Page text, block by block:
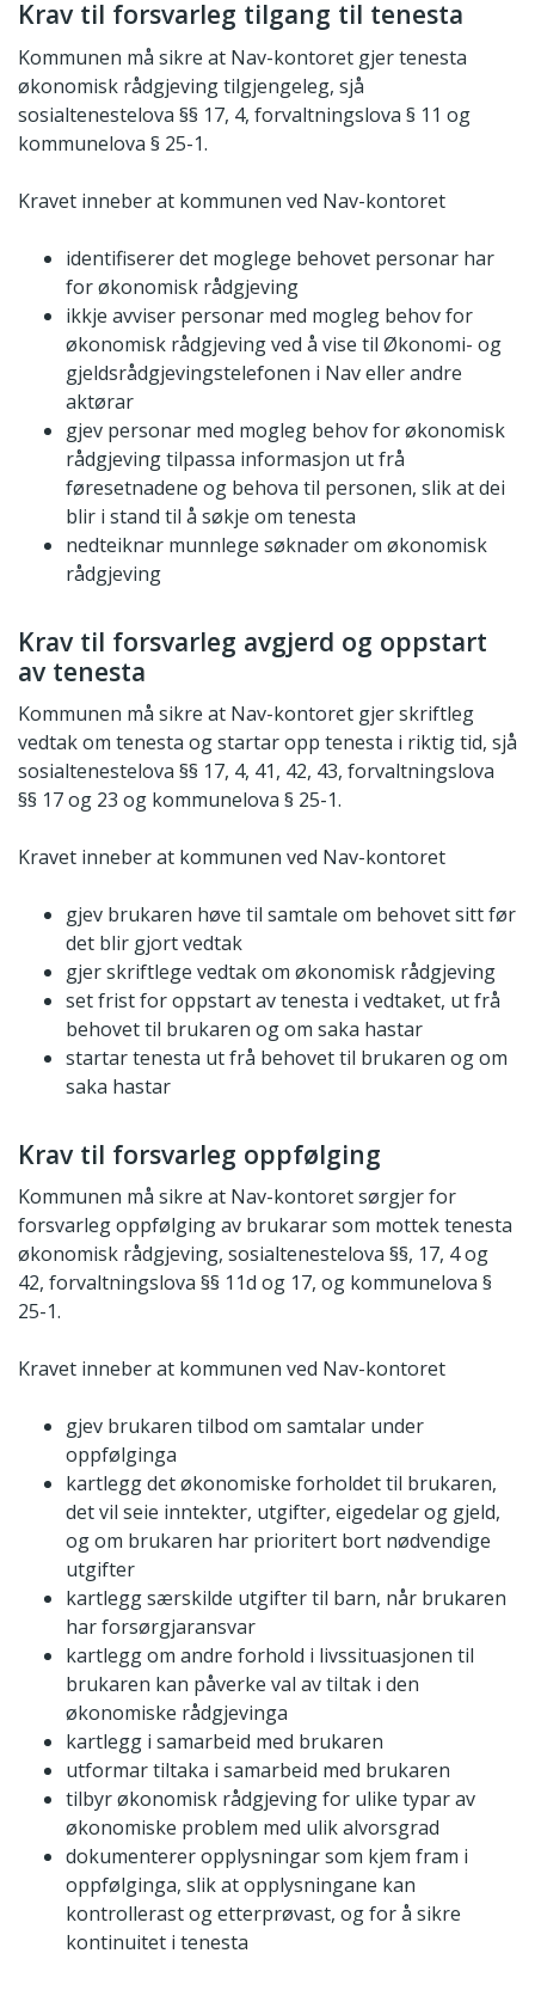
Krav til forsvarleg tilgang til tenesta
Kommunen må sikre at Nav-kontoret gjer tenesta
økonomisk rådgjeving tilgjengeleg, sjå
sosialtenestelova §§ 17, 4, forvaltningslova § 11 og
kommunelova § 25-1.
Kravet inneber at kommunen ved Nav-kontoret
identifiserer det moglege behovet personar har
for økonomisk rådgjeving
ikkje avviser personar med mogleg behov for
økonomisk rådgjeving ved å vise til Økonomi- og
gjeldsrådgjevingstelefonen i Nav eller andre
aktørar
gjev personar med mogleg behov for økonomisk
rådgjeving tilpassa informasjon ut frå
føresetnadene og behova til personen, slik at dei
blir i stand til å søkje om tenesta
nedteiknar munnlege søknader om økonomisk
rådgjeving
Krav til forsvarleg avgjerd og oppstart
av tenesta
Kommunen må sikre at Nav-kontoret gjer skriftleg
vedtak om tenesta og startar opp tenesta i riktig tid, sjå
sosialtenestelova §§ 17, 4, 41, 42, 43, forvaltningslova
§§ 17 og 23 og kommunelova § 25-1.
Kravet inneber at kommunen ved Nav-kontoret
gjev brukaren høve til samtale om behovet sitt før
det blir gjort vedtak
gjer skriftlege vedtak om økonomisk rådgjeving
set frist for oppstart av tenesta i vedtaket, ut frå
behovet til brukaren og om saka hastar
startar tenesta ut frå behovet til brukaren og om
saka hastar
Krav til forsvarleg oppfølging
Kommunen må sikre at Nav-kontoret sørgjer for
forsvarleg oppfølging av brukarar som mottek tenesta
økonomisk rådgjeving, sosialtenestelova §§, 17, 4 og
42, forvaltningslova §§ 11d og 17, og kommunelova §
25-1.
Kravet inneber at kommunen ved Nav-kontoret
gjev brukaren tilbod om samtalar under
oppfølginga
kartlegg det økonomiske forholdet til brukaren,
det vil seie inntekter, utgifter, eigedelar og gjeld,
og om brukaren har prioritert bort nødvendige
utgifter
kartlegg særskilde utgifter til barn, når brukaren
har forsørgjaransvar
kartlegg om andre forhold i livssituasjonen til
brukaren kan påverke val av tiltak i den
økonomiske rådgjevinga
kartlegg i samarbeid med brukaren
utformar tiltaka i samarbeid med brukaren
tilbyr økonomisk rådgjeving for ulike typar av
økonomiske problem med ulik alvorsgrad
dokumenterer opplysningar som kjem fram i
oppfølginga, slik at opplysningane kan
kontrollerast og etterprøvast, og for å sikre
kontinuitet i tenesta